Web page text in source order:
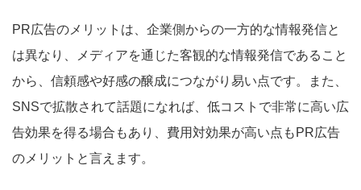
PR広告のメリットは、企業側からの一方的な情報発信と
は異なり、メディアを通じた客観的な情報発信であること
から、信頼感や好感の醸成につながり易い点です。また、
SNSで拡散されて話題になれば、低コストで非常に高い広
告効果を得る場合もあり、費用対効果が高い点もPR広告
のメリットと言えます。